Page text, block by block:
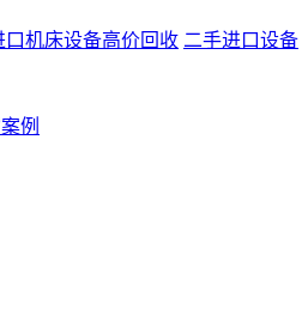
口机床设备高价回收 二手进口设备
例